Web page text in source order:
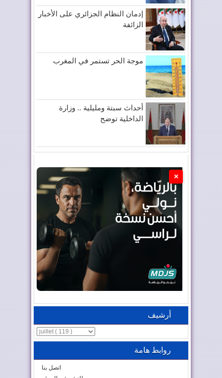
إدمان النظام الجزائري على الأخبار
الزائفة
موجة الحر تستمر في المغرب
أحداث سبتة ومليلية .. وزارة
الداخلية توضح
×
أرشيف
روابط هامة
اتصل بنا